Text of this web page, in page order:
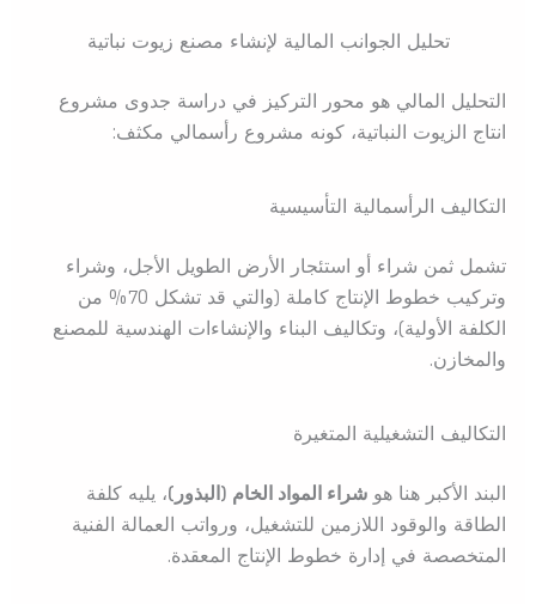
تحليل الجوانب المالية لإنشاء مصنع زيوت نباتية
التحليل المالي هو محور التركيز في دراسة جدوى مشروع
انتاج الزيوت النباتية، كونه مشروع رأسمالي مكثف:
التكاليف الرأسمالية التأسيسية
تشمل ثمن شراء أو استئجار الأرض الطويل الأجل، وشراء
وتركيب خطوط الإنتاج كاملة (والتي قد تشكل 70% من
الكلفة الأولية)، وتكاليف البناء والإنشاءات الهندسية للمصنع
والمخازن.
التكاليف التشغيلية المتغيرة
البند الأكبر هنا هو شراء المواد الخام (البذور)، يليه كلفة
الطاقة والوقود اللازمين للتشغيل، ورواتب العمالة الفنية
المتخصصة في إدارة خطوط الإنتاج المعقدة.